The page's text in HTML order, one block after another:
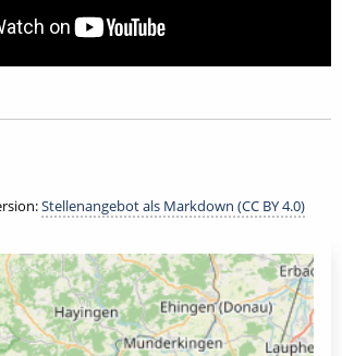
Stellenangebot als Markdown (CC BY 4.0)